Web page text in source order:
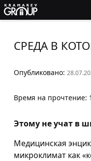
СРЕДА В
Опубликовано:
Время на прочтение:
Этому не учат в
Медицинская
микроклимат как